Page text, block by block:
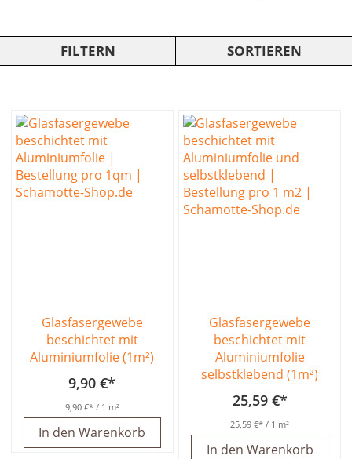
FILTERN SORTIEREN
Glasfasergewebe
beschichtet mit
Aluminiumfolie (1m²)
9,90 €
9,90 € / 1 m²
In den Warenkorb
Glasfasergewebe
beschichtet mit
Aluminiumfolie
selbstklebend (1m²)
25,59 €
25,59 € / 1 m²
In den Warenkorb